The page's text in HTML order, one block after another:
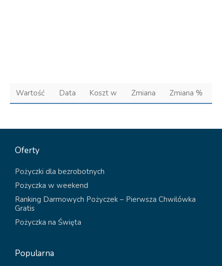
Wartość Data Koszt w Zmiana Zmiana %
Oferty
Pożyczki dla bezrobotnych
Pożyczka w weekend
Ranking Darmowych Pożyczek – Pierwsza Chwilówka
Gratis
Pożyczka na Święta
Popularna